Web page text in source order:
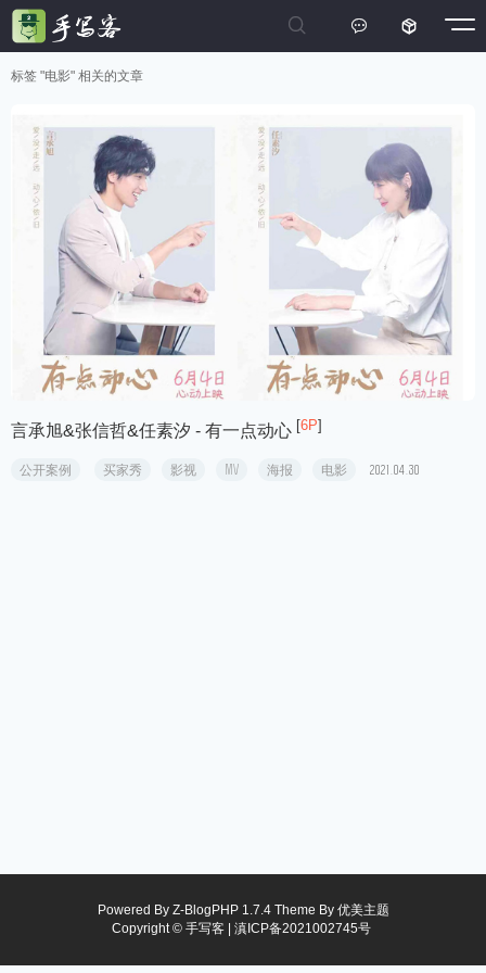
 

标签 "电影" 相关的文章
言承旭&张信哲&任素汐 - 有一点动心 [6P]
公开案例 买家秀 影视 MV 海报 电影 2021.04.30
Powered By Z-BlogPHP 1.7.4Theme By 优美主题
Copyright © 手写客 | 滇ICP备2021002745号